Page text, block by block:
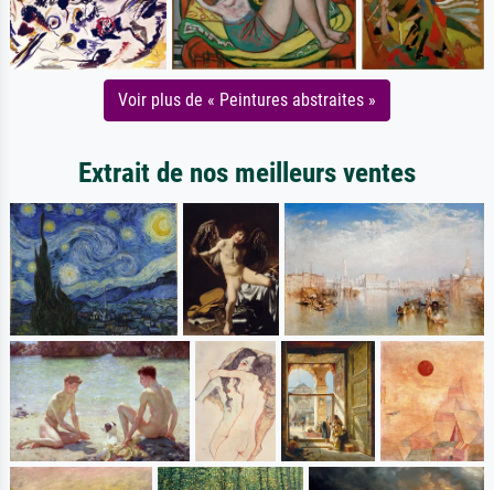
Voir plus de « Peintures abstraites »
Extrait de nos meilleurs ventes